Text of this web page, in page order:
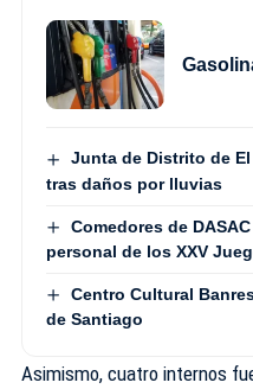
Junta de Distrito de
tras daños por lluvias
Comedores de
personal de los XXV
Centro Cultural
de Santiago
Asimismo, cuatro internos